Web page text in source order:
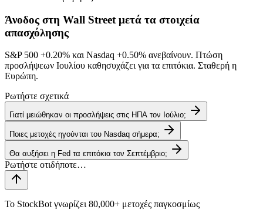
Άνοδος στη Wall Street μετά τα στοιχεία
απασχόλησης
S&P 500 +0.20% και Nasdaq +0.50% ανεβαίνουν. Πτώση
προσλήψεων Ιουλίου καθησυχάζει για τα επιτόκια. Σταθερή η
Ευρώπη.
Ρωτήστε σχετικά
Γιατί μειώθηκαν οι προσλήψεις στις ΗΠΑ τον Ιούλιο;
Ποιες μετοχές ηγούνται του Nasdaq σήμερα;
Θα αυξήσει η Fed τα επιτόκια τον Σεπτέμβριο;
Το StockBot γνωρίζει 80,000+ μετοχές παγκοσμίως